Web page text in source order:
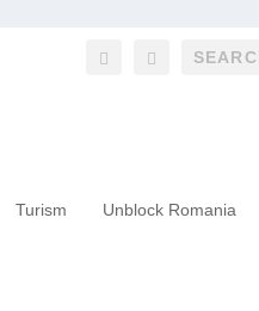
Turism Unblock Romania